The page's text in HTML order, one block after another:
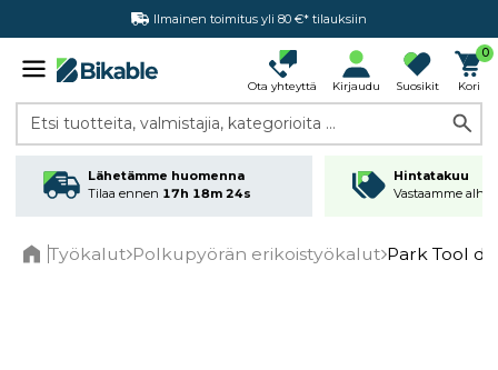
Ilmainen toimitus yli 80 €* tilauksiin
Hintatakuu
Ota yhteyttä Kirjaudu Suosikit
0
Kori
Etsi tuotteita, valmistajia, kategorioita ...
Lähetämme huomenna
Tilaa ennen 17h 18m 23s
Hintatakuu
Vastaamme
Työkalut Polkupyörän erikoistyökalut Park Tool